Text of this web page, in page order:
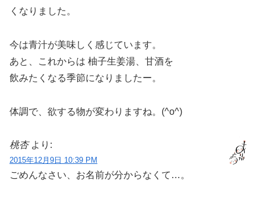
くなりました。
今は青汁が美味しく感じています。
あと、これからは 柚子生姜湯、甘酒を
飲みたくなる季節になりましたー。
体調で、欲する物が変わりますね。(^o^)
桃杏 より:
2015年12月9日 10:39 PM
ごめんなさい、お名前が分からなくて…。